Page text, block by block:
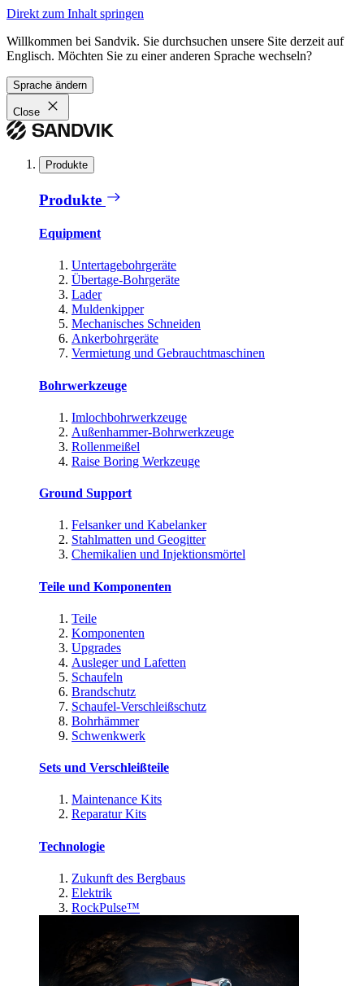
Direkt zum Inhalt springen
Willkommen bei Sandvik. Sie durchsuchen unsere Site derzeit auf
Englisch. Möchten Sie zu einer anderen Sprache wechseln?
Sprache ändern
Close
Produkte
Produkte
Equipment
Untertagebohrgeräte
Übertage-Bohrgeräte
Lader
Muldenkipper
Mechanisches Schneiden
Ankerbohrgeräte
Vermietung und Gebrauchtmaschinen
Bohrwerkzeuge
Imlochbohrwerkzeuge
Außenhammer-Bohrwerkzeuge
Rollenmeißel
Raise Boring Werkzeuge
Ground Support
Felsanker und Kabelanker
Stahlmatten und Geogitter
Chemikalien und Injektionsmörtel
Teile und Komponenten
Teile
Komponenten
Upgrades
Ausleger und Lafetten
Schaufeln
Brandschutz
Schaufel-Verschleißschutz
Bohrhämmer
Schwenkwerk
Sets und Verschleißteile
Maintenance Kits
Reparatur Kits
Technologie
Zukunft des Bergbaus
Elektrik
RockPulse™